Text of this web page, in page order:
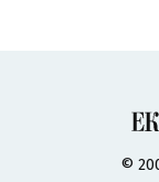
©